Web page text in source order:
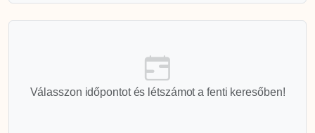
Válasszon időpontot és létszámot a fenti keresőben!